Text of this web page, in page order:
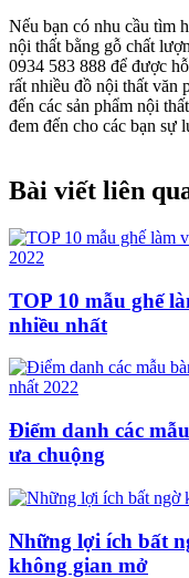
Nếu bạn có nhu cầu tìm
nội thất bằng gỗ chất
0934 583 888 để được
rất nhiều đồ nội thất văn
đến các sản phẩm nội
đem đến cho các bạn sự
Bài viết liên
TOP 10 mẫu ghế
nhiều nhất
Điểm danh các
ưa chuộng
Những lợi ích bất
không gian mở